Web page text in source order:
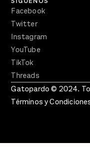
Facebook
Twitter
Instagram
YouTube
TikTok
Threads
Gatopardo © 2024.
Términos y